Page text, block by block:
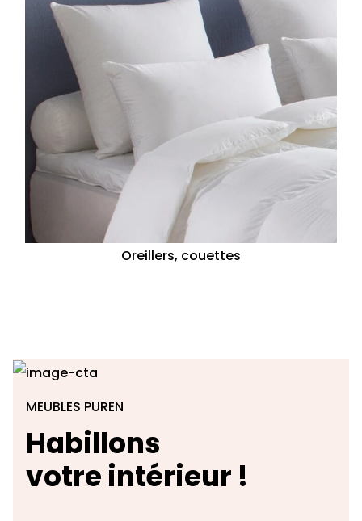
Oreillers, couettes
MEUBLES PUREN
Habillons
votre intérieur !